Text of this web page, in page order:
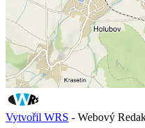
Vytvořil WRS - Webový